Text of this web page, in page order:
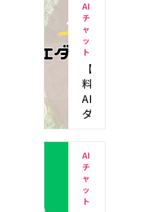
AI
チ
ャ
ッ
ト
【無
料】
AI
ダ
イ
エ
ッ
ト
ア
プ
AI
チ
ャ
ッ
ト